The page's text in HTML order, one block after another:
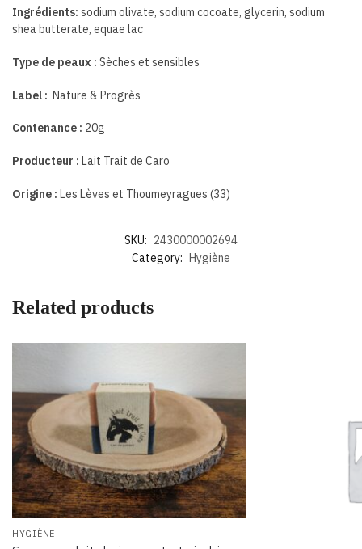
Ingrédients: sodium olivate, sodium cocoate, glycerin, sodium
shea butterate, equae lac
Type de peaux : Sèches et sensibles
Label : Nature & Progrès
Contenance : 20g
Producteur : Lait Trait de Caro
Origine : Les Lèves et Thoumeyragues (33)
SKU: 2430000002694
Category: Hygiène
Related products
HYGIÈNE